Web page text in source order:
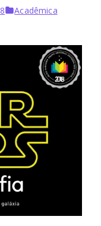
Acadêmica